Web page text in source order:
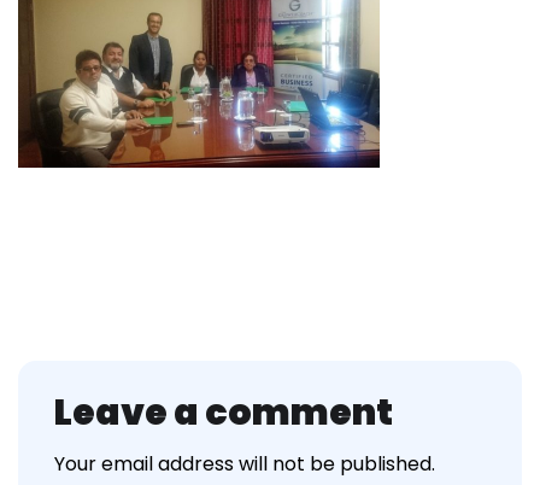
Leave a comment
Your email address will not be published.